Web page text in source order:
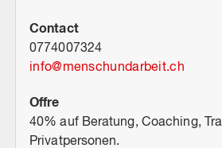
Contact
0774007324
info@menschundarbeit.ch
Offre
40% auf Beratung, Coaching,
Privatpersonen.